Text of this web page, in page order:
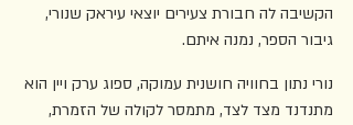
הקשיבה לה חבורת צעירים יוצאי עיראק שנורי,
גיבור הספר, נמנה איתם.
נורי נתון בחוויה חושנית עמוקה, ספוג ערק ויין הוא
מתנדנד מצד לצד, מתמסר לקולה של הזמרת,